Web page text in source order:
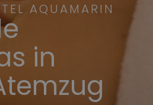
AQUAMARIN
in